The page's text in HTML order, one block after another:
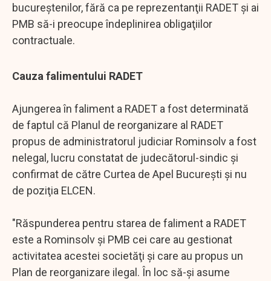
bucureştenilor, fără ca pe reprezentanţii RADET şi ai
PMB să-i preocupe îndeplinirea obligaţiilor
contractuale.
Cauza falimentului RADET
Ajungerea în faliment a RADET a fost determinată
de faptul că Planul de reorganizare al RADET
propus de administratorul judiciar Rominsolv a fost
nelegal, lucru constatat de judecătorul-sindic şi
confirmat de către Curtea de Apel Bucureşti şi nu
de poziţia ELCEN.
"Răspunderea pentru starea de faliment a RADET
este a Rominsolv şi PMB cei care au gestionat
activitatea acestei societăţi şi care au propus un
Plan de reorganizare ilegal. În loc să-şi asume